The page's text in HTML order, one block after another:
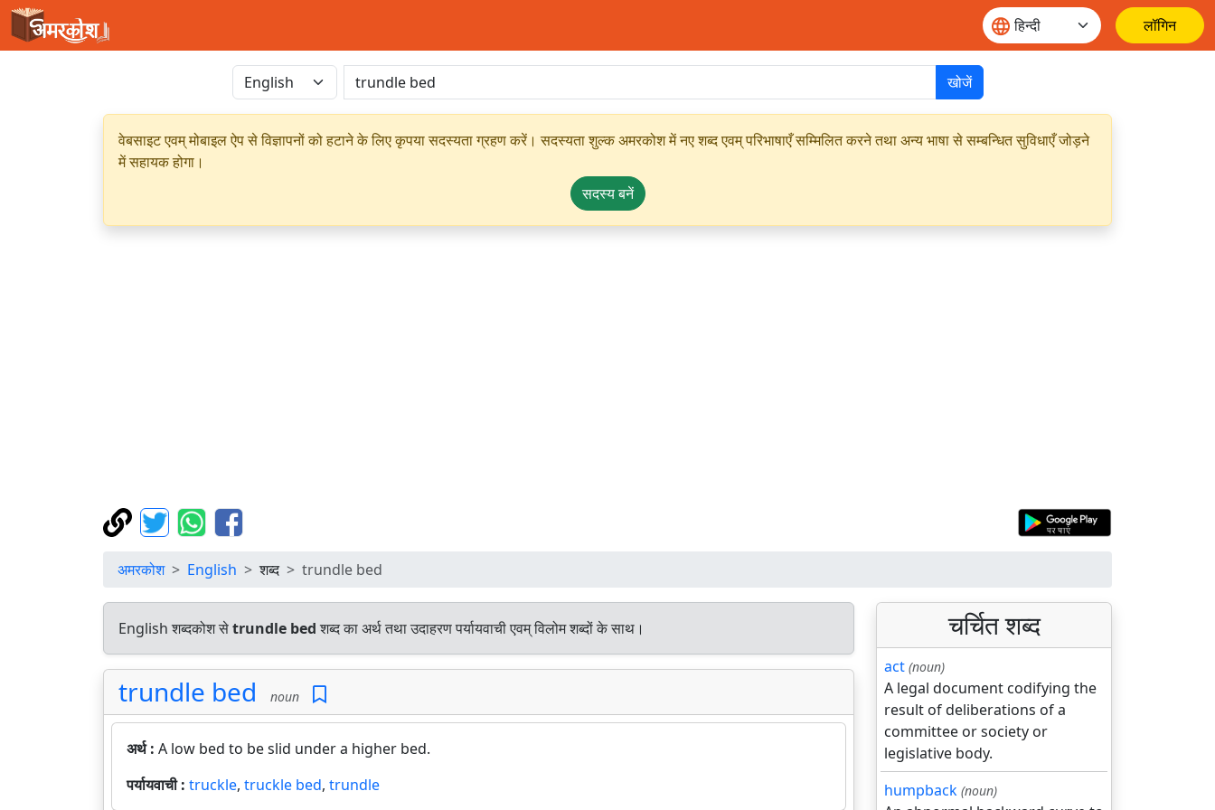
लॉगिन
खोजें
वेबसाइट एवम् मोबाइल ऐप से विज्ञापनों को हटाने के लिए कृपया सदस्यता ग्रहण करें। सदस्यता शुल्क अमरकोश में नए शब्द एवम् परिभाषाएँ सम्मिलित करने तथा अन्य भाषा से सम्बन्धित सुविधाएँ जोड़ने
में सहायक होगा।
सदस्य बनें
अमरकोश English शब्द trundle bed
English शब्दकोश सेtrundle bedशब्द का अर्थ तथा उदाहरण पर्यायवाची एवम् विलोम शब्दों के साथ।
trundle bed noun
अर्थ : A low bed to be slid under a higher bed.
पर्यायवाची : truckle, truckle bed, trundle
चर्चित शब्द
act (noun)
A legal document codifying the
result of deliberations of a
committee or society or
legislative body.
humpback (noun)